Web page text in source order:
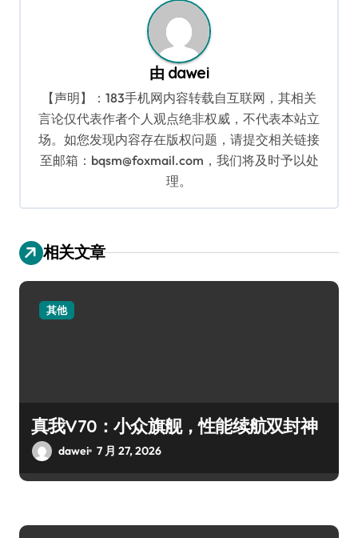
由 dawei
【声明】：183手机网内容转载自互联网，其相关
言论仅代表作者个人观点绝非权威，不代表本站立
场。如您发现内容存在版权问题，请提交相关链接
至邮箱：bqsm@foxmail.com，我们将及时予以处
理。
相关文章
其他
真我V70：小众旗舰，性能续航双封神
dawei 7 月 27, 2026